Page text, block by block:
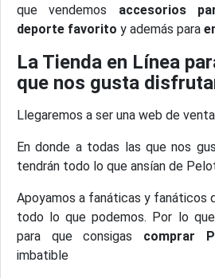
que vendemos accesorios
deporte favorito y además para
La Tienda en Línea
que nos gusta
Llegaremos a ser una web de
En donde a todas las que nos
tendrán todo lo que ansían de
Apoyamos a fanáticas y fanáticos
todo lo que podemos. Por lo
para que consigas comprar
imbatible